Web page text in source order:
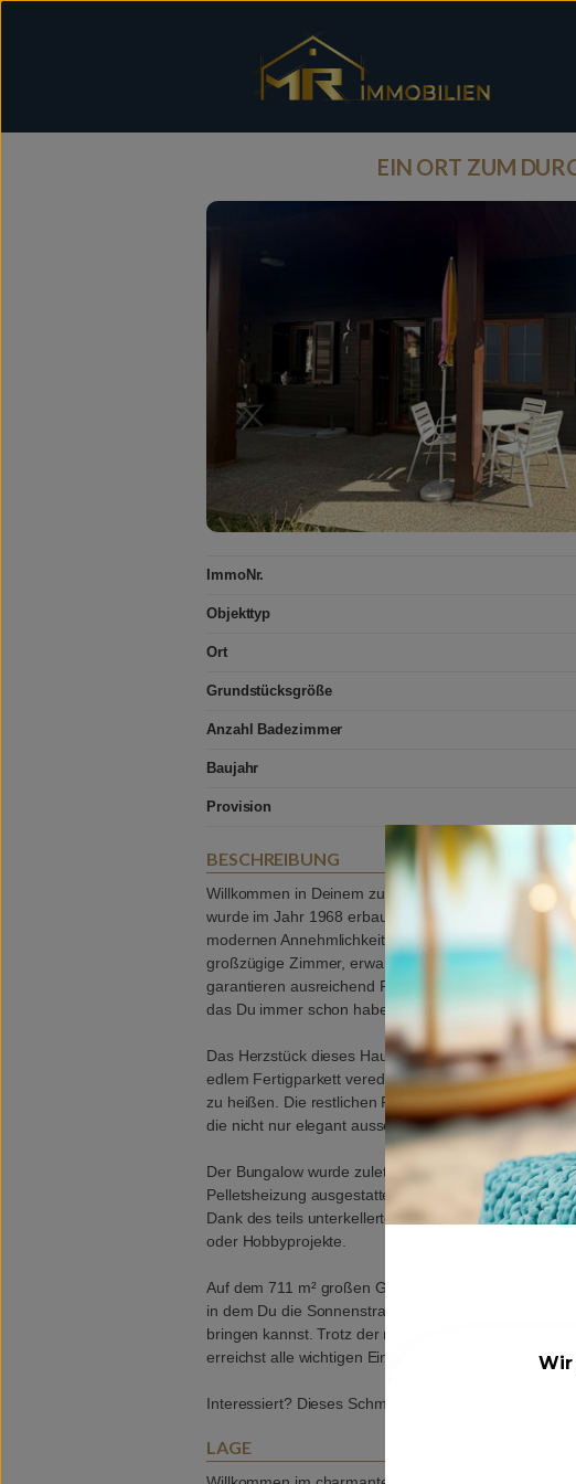
EIN ORT ZUM
ImmoNr.
Objekttyp
Ort
Grundstücksgröße
Anzahl Badezimmer
Baujahr
Provision
BESCHREIBUNG
Willkommen in Deinem zukünftigen Zuhause! Dieser
wurde im Jahr 1968 erbaut und bietet eine ideale
modernen Annehmlichkeiten. Mit einer Wohnfläche
großzügige Zimmer, erwartet Dich ein gemütlicher
garantieren ausreichend Platz für die ganze Familie
das Du immer schon haben wolltest.
Das Herzstück dieses Hauses ist das einladende
edlem Fertigparkett veredelt wurde – perfekt, um
zu heißen. Die restlichen Räume sind mit
die nicht nur elegant aussehen, sondern auch
Der Bungalow wurde zuletzt 2024 modernisiert und
Pelletsheizung ausgestattet, damit Du nachhaltig
Dank des teils unterkellerten Bereichs hast Du
oder Hobbyprojekte.
Auf dem 711 m² großen Grundstück hast Du
in dem Du die Sonnenstrahlen genießen oder Deinen
bringen kannst. Trotz der ruhigen, idyllischen Lage
erreichst alle wichtigen Einrichtungen und
Interessiert? Dieses Schmuckstück ist nach
LAGE
Wir